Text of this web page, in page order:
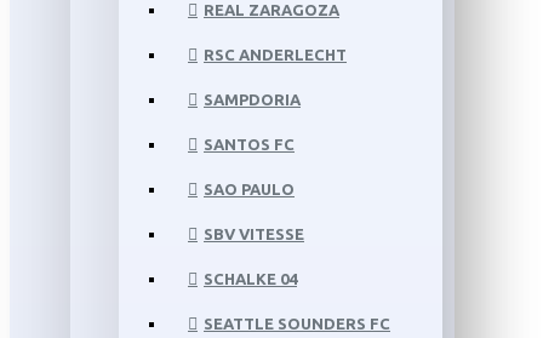
REAL ZARAGOZA
RSC ANDERLECHT
SAMPDORIA
SANTOS FC
SAO PAULO
SBV VITESSE
SCHALKE 04
SEATTLE SOUNDERS FC